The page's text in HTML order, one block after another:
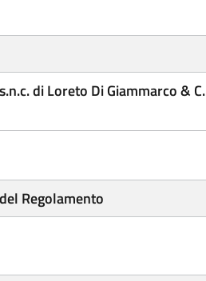
di Loreto Di Giammarco & C.
Regolamento